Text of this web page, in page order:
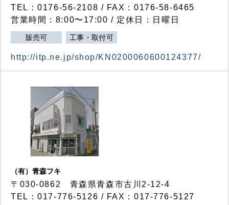
TEL：0176-56-2108 / FAX：0176-58-6465
営業時間：8:00〜17:00 / 定休日：日曜日
販売可 工事・取付可
http://itp.ne.jp/shop/KN0200060600124377/
（有）青森フキ
〒030-0862 青森県青森市古川2-12-4
TEL：017-776-5126 / FAX：017-776-5127